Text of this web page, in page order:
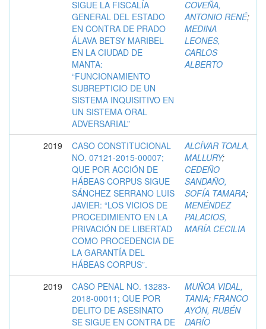
SIGUE LA FISCALÍA
GENERAL DEL ESTADO
EN CONTRA DE PRADO
ÁLAVA BETSY MARIBEL
EN LA CIUDAD DE
MANTA:
“FUNCIONAMIENTO
SUBREPTICIO DE UN
SISTEMA INQUISITIVO EN
UN SISTEMA ORAL
ADVERSARIAL”
COVEÑA,
ANTONIO RENÉ;
MEDINA
LEONES,
CARLOS
ALBERTO
2019
CASO CONSTITUCIONAL
NO. 07121-2015-00007;
QUE POR ACCIÓN DE
HÁBEAS CORPUS SIGUE
SÁNCHEZ SERRANO LUIS
JAVIER: “LOS VICIOS DE
PROCEDIMIENTO EN LA
PRIVACIÓN DE LIBERTAD
COMO PROCEDENCIA DE
LA GARANTÍA DEL
HÁBEAS CORPUS”.
ALCÍVAR TOALA,
MALLURY;
CEDEÑO
SANDAÑO,
SOFÍA TAMARA;
MENÉNDEZ
PALACIOS,
MARÍA CECILIA
2019
CASO PENAL NO. 13283-
2018-00011; QUE POR
DELITO DE ASESINATO
SE SIGUE EN CONTRA DE
MUÑOA VIDAL,
TANIA; FRANCO
AYÓN, RUBÉN
DARÍO